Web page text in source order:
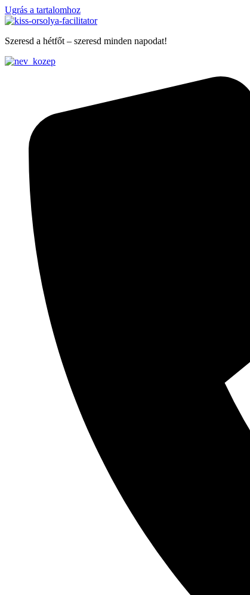
Ugrás a tartalomhoz
Szeresd a hétfőt – szeresd minden napodat!